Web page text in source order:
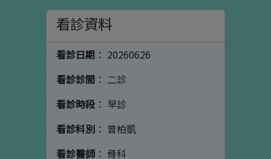
看診資料
看診日期 ： 20260626
看診診間 ： 二診
看診時段 ： 早診
看診科別 ： 曾柏凱
看診醫師： 骨科